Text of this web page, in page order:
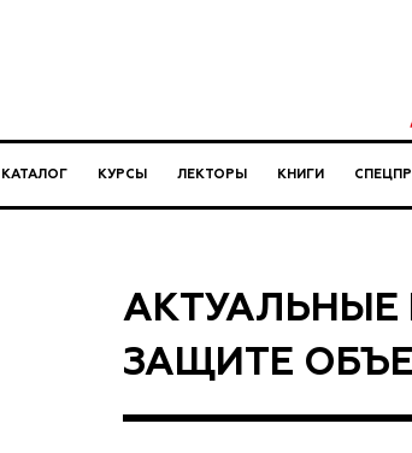
КАТАЛОГ КУРСЫ ЛЕКТОРЫ КНИГИ
АКТУАЛЬНЫЕ
ЗАЩИТЕ